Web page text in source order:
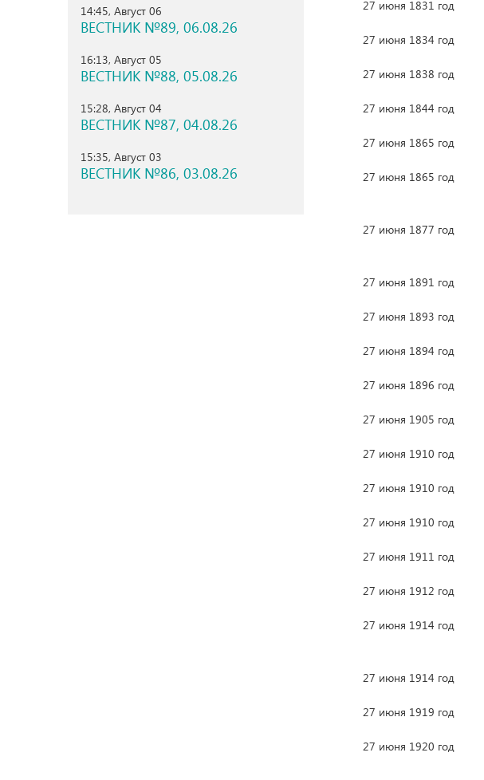
14:45, Август 06
ВЕСТНИК №89, 06.08.26
16:13, Август 05
ВЕСТНИК №88, 05.08.26
15:28, Август 04
ВЕСТНИК №87, 04.08.26
15:35, Август 03
ВЕСТНИК №86, 03.08.26
27 июня 1831 год
27 июня 1834 год
27 июня 1838 год
27 июня 1844 год
27 июня 1865 год
27 июня 1865 год
27 июня 1877 год
27 июня 1891 год
27 июня 1893 год
27 июня 1894 год
27 июня 1896 год
27 июня 1905 год
27 июня 1910 год
27 июня 1910 год
27 июня 1910 год
27 июня 1911 год
27 июня 1912 год
27 июня 1914 год
27 июня 1914 год
27 июня 1919 год
27 июня 1920 год